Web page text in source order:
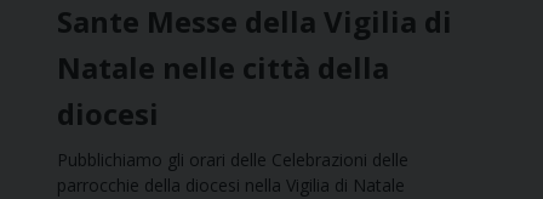
Sante Messe della Vigilia di
Natale nelle città della
diocesi
Pubblichiamo gli orari delle Celebrazioni delle
parrocchie della diocesi nella Vigilia di Natale